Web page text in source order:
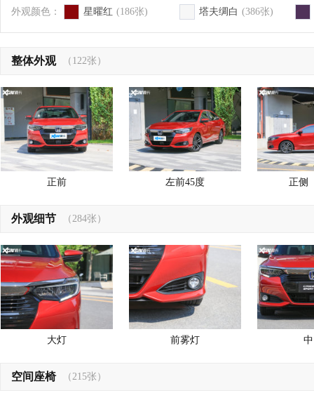
外观颜色： 星曜红 (186张) 塔夫绸白 (386张)
整体外观 （122张）
正前 左前45度 正侧
外观细节 （284张）
大灯 前雾灯
空间座椅 （215张）